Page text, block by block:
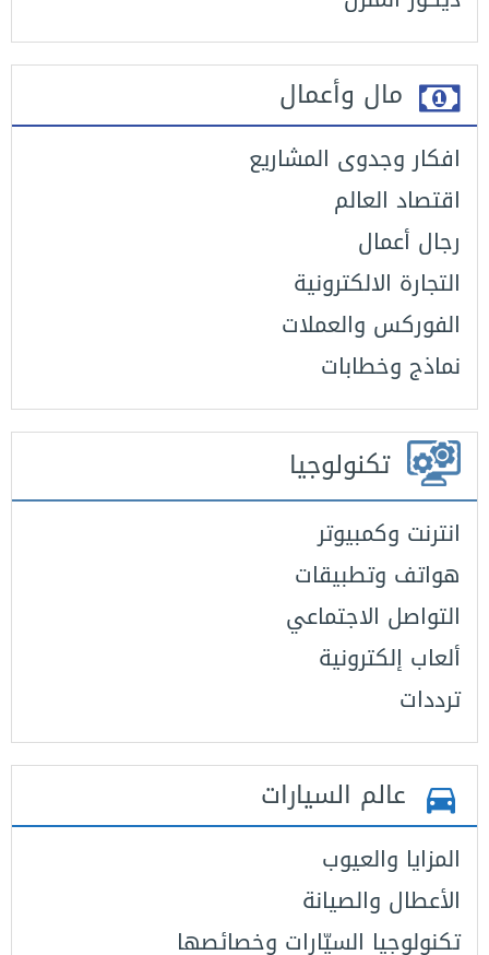
مال وأعمال
افكار وجدوى المشاريع
اقتصاد العالم
رجال أعمال
التجارة الالكترونية
الفوركس والعملات
نماذج وخطابات
تكنولوجيا
انترنت وكمبيوتر
هواتف وتطبيقات
التواصل الاجتماعي
ألعاب إلكترونية
ترددات
عالم السيارات
المزايا والعيوب
الأعطال والصيانة
تكنولوجيا السيّارات وخصائصها